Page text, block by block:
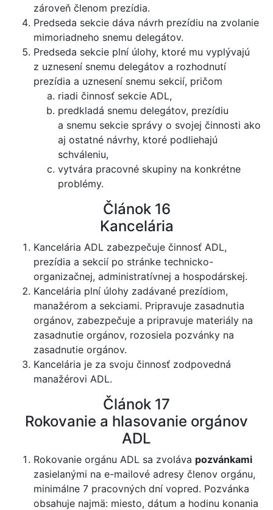
zároveň členom prezídia.
Predseda sekcie dáva návrh prezídiu na zvolanie
mimoriadneho snemu delegátov.
Predseda sekcie plní úlohy, ktoré mu vyplývajú
z uznesení snemu delegátov a rozhodnutí
prezídia a uznesení snemu sekcií, pričom
riadi činnosť sekcie ADL,
predkladá snemu delegátov, prezídiu
a snemu sekcie správy o svojej činnosti ako
aj ostatné návrhy, ktoré podliehajú
schváleniu,
vytvára pracovné skupiny na konkrétne
problémy.
Článok 16
Kancelária
Kancelária ADL zabezpečuje činnosť ADL,
prezídia a sekcií po stránke technicko-
organizačnej, administratívnej a hospodárskej.
Kancelária plní úlohy zadávané prezídiom,
manažérom a sekciami. Pripravuje zasadnutia
orgánov, zabezpečuje a pripravuje materiály na
zasadnutie orgánov, rozosiela pozvánky na
zasadnutie orgánov.
Kancelária je za svoju činnosť zodpovedná
manažérovi ADL.
Článok 17
Rokovanie a hlasovanie orgánov
ADL
Rokovanie orgánu ADL sa zvoláva pozvánkami
zasielanými na e-mailové adresy členov orgánu,
minimálne 7 pracovných dní vopred. Pozvánka
obsahuje najmä: miesto, dátum a hodinu konania